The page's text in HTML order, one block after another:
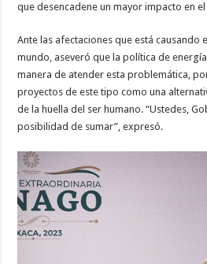
que desencadene un mayor impacto en
Ante las afectaciones que está causando
mundo, aseveró que la política de
manera de atender esta problemática,
proyectos de este tipo como una
de la huella del ser humano. “Ustedes,
posibilidad de sumar”, expresó.